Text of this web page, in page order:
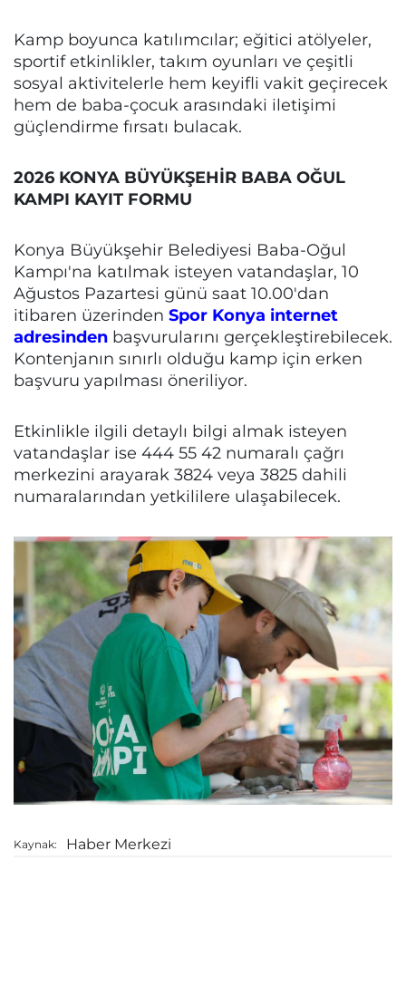
Kamp boyunca katılımcılar; eğitici atölyeler,
sportif etkinlikler, takım oyunları ve çeşitli
sosyal aktivitelerle hem keyifli vakit geçirecek
hem de baba-çocuk arasındaki iletişimi
güçlendirme fırsatı bulacak.
2026 KONYA BÜYÜKŞEHİR BABA OĞUL
KAMPI KAYIT FORMU
Konya Büyükşehir Belediyesi Baba-Oğul
Kampı'na katılmak isteyen vatandaşlar, 10
Ağustos Pazartesi günü saat 10.00'dan
itibaren üzerinden Spor Konya internet
adresinden başvurularını gerçekleştirebilecek.
Kontenjanın sınırlı olduğu kamp için erken
başvuru yapılması öneriliyor.
Etkinlikle ilgili detaylı bilgi almak isteyen
vatandaşlar ise 444 55 42 numaralı çağrı
merkezini arayarak 3824 veya 3825 dahili
numaralarından yetkililere ulaşabilecek.
Kaynak: Haber Merkezi